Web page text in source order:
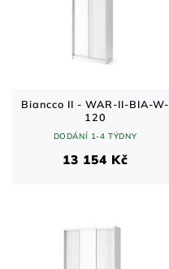
Biancco II - WAR-II-BIA-W-
120
DODÁNÍ 1-4 TÝDNY
13 154 Kč